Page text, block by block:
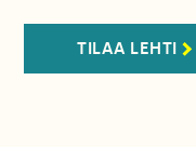
TILAA LEHTI